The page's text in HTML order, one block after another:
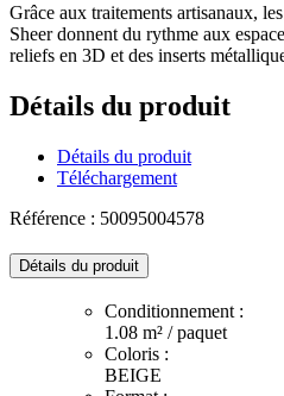
Grâce aux traitements artisanaux,
Sheer donnent du rythme aux
reliefs en 3D et des inserts
Détails du produit
Détails du produit
Téléchargement
Référence : 50095004578
Détails du produit
Conditionnement :
1.08 m² / paquet
Coloris :
BEIGE